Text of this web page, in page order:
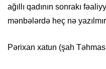
ağıllı qadının sonrakı
mənbələrdə heç nə
Pərixan xatun (şah